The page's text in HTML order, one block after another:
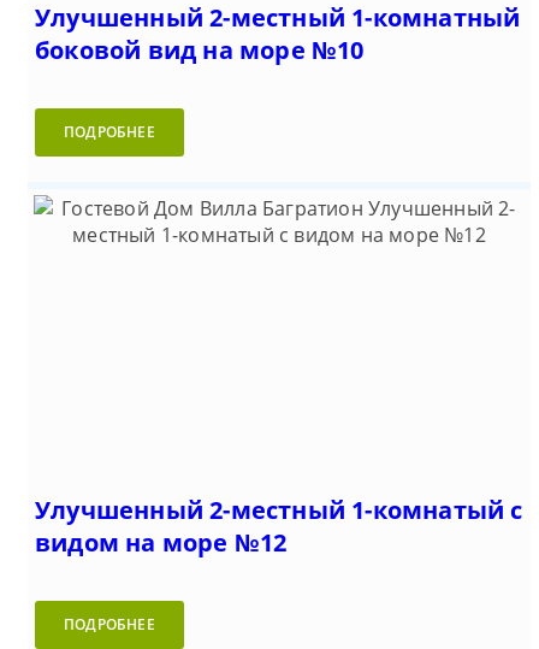
Улучшенный 2-местный 1-комнатный
боковой вид на море №10
ПОДРОБНЕЕ
Улучшенный 2-местный 1-комнатый с
видом на море №12
ПОДРОБНЕЕ